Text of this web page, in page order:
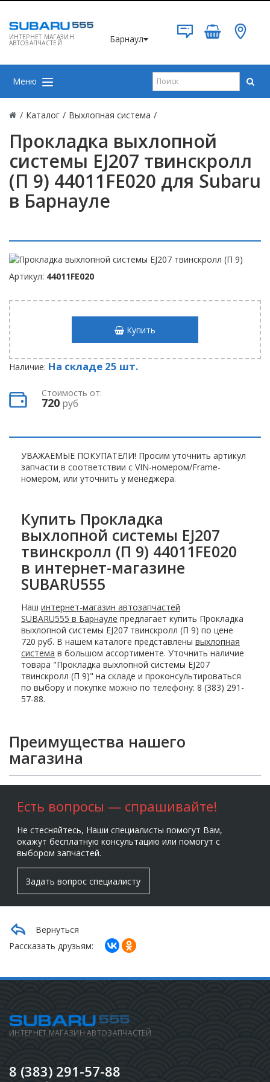
ИНТЕРНЕТ МАГАЗИН
АВТОЗАПЧАСТЕЙ Барнаул
Меню
/ Каталог / Выхлопная система /
Прокладка выхлопной
системы EJ207 твинскролл
(П 9) 44011FE020 для Subaru
в Барнауле
Артикул: 44011FE020
Купить
Наличие: На складе 25 шт.
Стоимость от:
720 руб
УВАЖАЕМЫЕ ПОКУПАТЕЛИ! Просим уточнить артикул
запчасти в соответствии с VIN-номером/Frame-
номером, или уточнить у менеджера.
Купить Прокладка
выхлопной системы EJ207
твинскролл (П 9) 44011FE020
в интернет-магазине
SUBARU555
Наш интернет-магазин автозапчастей
SUBARU555 в Барнауле предлагает купить Прокладка
выхлопной системы EJ207 твинскролл (П 9) по цене
720 руб. В нашем каталоге представлены выхлопная
система в большом ассортименте. Уточнить наличие
товара "Прокладка выхлопной системы EJ207
твинскролл (П 9)" на складе и проконсультироваться
по выбору и покупке можно по телефону: 8 (383) 291-
57-88.
Преимущества нашего
магазина
Есть вопросы — спрашивайте!
Не стесняйтесь, Наши специалисты помогут Вам,
окажут бесплатную консультацию или помогут с
выбором запчастей.
Задать вопрос специалисту
Вернуться
Рассказать друзьям:
ИНТЕРНЕТ МАГАЗИН АВТОЗАПЧАСТЕЙ
8 (383) 291-57-88